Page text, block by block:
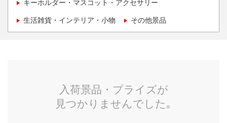
キーホルダー・マスコット・アクセサリー
生活雑貨・インテリア・小物 その他景品